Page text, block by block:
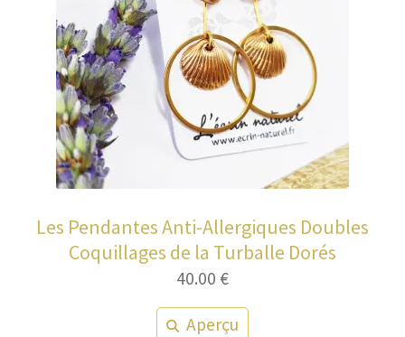
Les Pendantes Anti-Allergiques Doubles
Coquillages de la Turballe Dorés
40.00 €
Aperçu